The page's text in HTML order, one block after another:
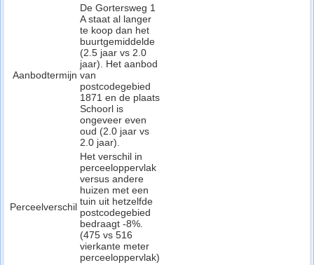
Aanbodtermijn
De Gortersweg 1
A staat al langer
te koop dan het
buurtgemiddelde
(2.5 jaar vs 2.0
jaar). Het aanbod
van
postcodegebied
1871 en de plaats
Schoorl is
ongeveer even
oud (2.0 jaar vs
2.0 jaar).
Perceelverschil
Het verschil in
perceeloppervlak
versus andere
huizen met een
tuin uit hetzelfde
postcodegebied
bedraagt -8%.
(475 vs 516
vierkante meter
perceeloppervlak)